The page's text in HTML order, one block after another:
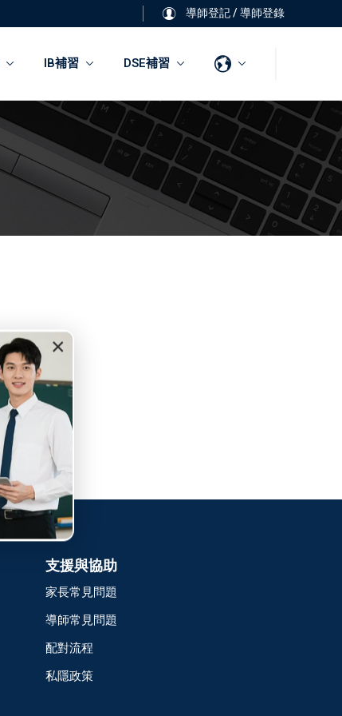
導師登記/導師登錄
IB補習 DSE補習
×
支援與協助
家長常見問題
導師常見問題
配對流程
私隱政策